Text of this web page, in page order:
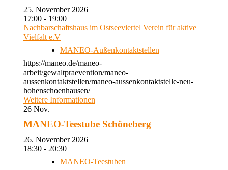
25. November 2026
17:00 - 19:00
Nachbarschaftshaus im Ostseeviertel Verein für aktive
Vielfalt e.V
MANEO-Außenkontaktstellen
https://maneo.de/maneo-
arbeit/gewaltpraevention/maneo-
aussenkontaktstellen/maneo-aussenkontaktstelle-neu-
hohenschoenhausen/
Weitere Informationen
26 Nov.
MANEO-Teestube Schöneberg
26. November 2026
18:30 - 20:30
MANEO-Teestuben